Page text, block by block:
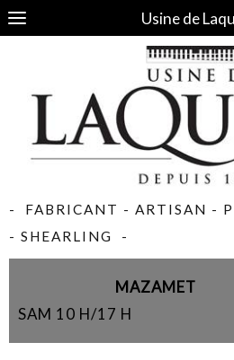
Usine de
- FABRICANT - ARTISAN -
- SHEARLING -
SAM 10 H/17 H